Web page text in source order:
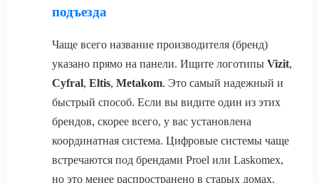
подъезда
Чаще всего название производителя (бренд)
указано прямо на панели. Ищите логотипы Vizit,
Cyfral, Eltis, Metakom. Это самый надежный и
быстрый способ. Если вы видите один из этих
брендов, скорее всего, у вас установлена
координатная система. Цифровые системы чаще
встречаются под брендами Proel или Laskomex,
но это менее распространено в старых домах.